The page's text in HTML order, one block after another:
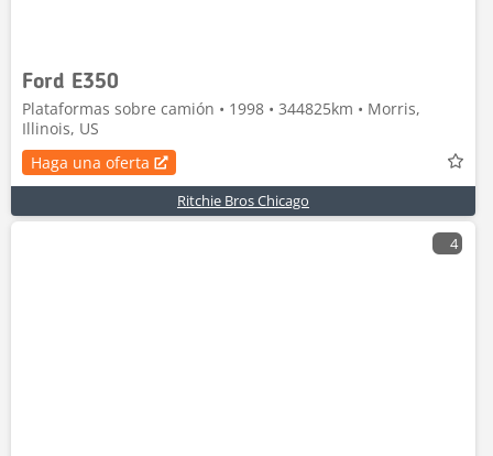
Ford E350
Plataformas sobre camión • 1998 • 344825km • Morris,
Illinois, US
Haga una oferta
Ritchie Bros Chicago
4